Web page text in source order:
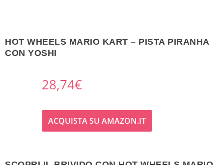
HOT WHEELS MARIO KART – PISTA PIRANHA
CON YOSHI
28,74€
ACQUISTA SU AMAZON.IT